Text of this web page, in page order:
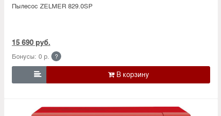
Пылесос ZELMER 829.0SP
15 690 руб.
Бонусы: 0 р. ?
